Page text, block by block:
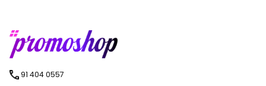
91 404 0557